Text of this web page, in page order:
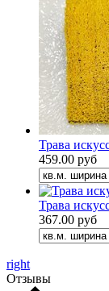
Трава
459.00 руб
Трава
367.00 руб
right
Отзывы